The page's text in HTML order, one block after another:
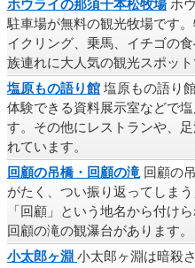
ホウライの那須千本松牧場 ホ
駐車場が無料の観光牧場です
イクリング、乗馬、イチゴの
族連れに大人気の観光スポット
塩原もの語り館 塩原もの語り
体験できる資料展示室などで
す。その他にレストランや、
れています。
回顧の吊橋・回顧の滝 回顧の
がたく、つい振り返ってしま
「回顧」という地名から付け
回顧の滝の観瀑台があります。
小太郎ヶ淵 小太郎ヶ淵は暗殺